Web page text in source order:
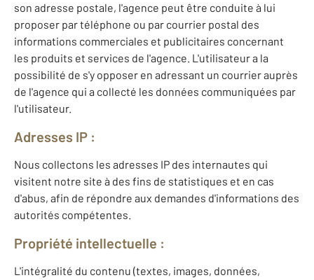
son adresse postale, l'agence peut être conduite à lui
proposer par téléphone ou par courrier postal des
informations commerciales et publicitaires concernant
les produits et services de l'agence. L'utilisateur a la
possibilité de s'y opposer en adressant un courrier auprès
de l'agence qui a collecté les données communiquées par
l'utilisateur.
Adresses IP :
Nous collectons les adresses IP des internautes qui
visitent notre site à des fins de statistiques et en cas
d'abus, afin de répondre aux demandes d'informations des
autorités compétentes.
Propriété intellectuelle :
L'intégralité du contenu (textes, images, données,